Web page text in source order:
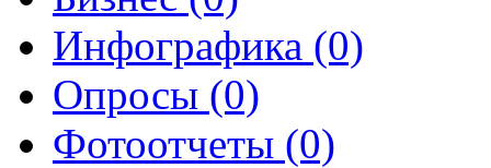
Инфографика (0)
Опросы (0)
Фотоотчеты (0)